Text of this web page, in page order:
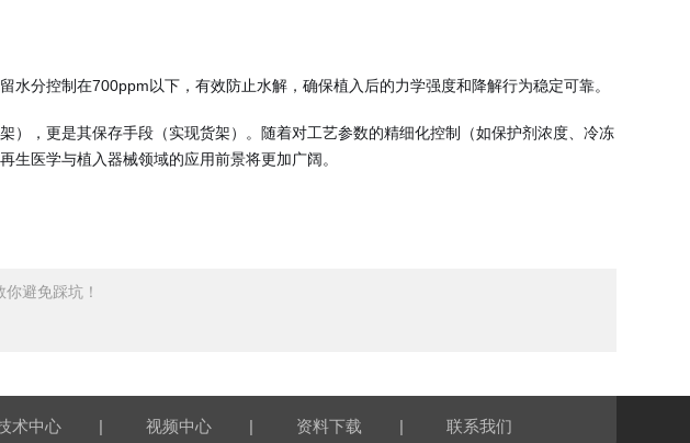
水分控制在700ppm以下，有效防止水解，确保植入后的力学强度和降解行为稳定可靠。
），更是其保存手段（实现货架）。随着对工艺参数的精细化控制（如保护剂浓度、冷冻
生医学与植入器械领域的应用前景将更加广阔。
避免踩坑！
术中心 | 视频中心 | 资料下载 | 联系我们